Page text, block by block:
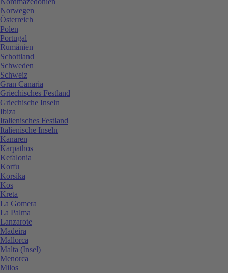
Norwegen
Österreich
Polen
Portugal
Rumänien
Schottland
Schweden
Schweiz
Gran Canaria
Griechisches Festland
Griechische Inseln
Ibiza
Italienisches Festland
Italienische Inseln
Kanaren
Karpathos
Kefalonia
Korfu
Korsika
Kos
Kreta
La Gomera
La Palma
Lanzarote
Madeira
Mallorca
Malta (Insel)
Menorca
Milos